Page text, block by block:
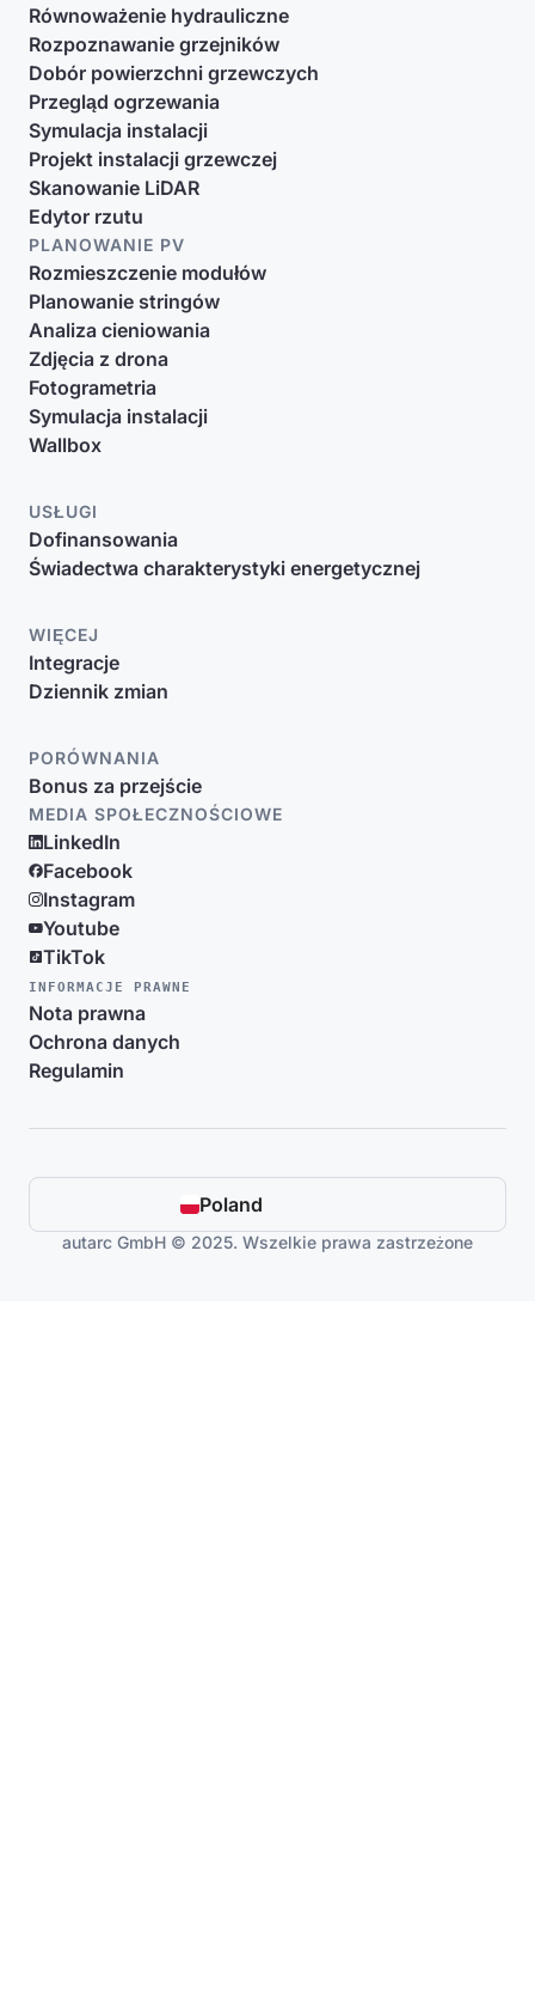
Równoważenie hydrauliczne
Rozpoznawanie grzejników
Dobór powierzchni grzewczych
Przegląd ogrzewania
Symulacja instalacji
Projekt instalacji grzewczej
Skanowanie LiDAR
Edytor rzutu
PLANOWANIE PV
Rozmieszczenie modułów
Planowanie stringów
Analiza cieniowania
Zdjęcia z drona
Fotogrametria
Symulacja instalacji
Wallbox
USŁUGI
Dofinansowania
Świadectwa charakterystyki energetycznej
WIĘCEJ
Integracje
Dziennik zmian
PORÓWNANIA
Bonus za przejście
MEDIA SPOŁECZNOŚCIOWE
LinkedIn
Facebook
Instagram
Youtube
TikTok
INFORMACJE PRAWNE
Nota prawna
Ochrona danych
Regulamin
Poland
autarc GmbH © 2025. Wszelkie prawa zastrzeżone